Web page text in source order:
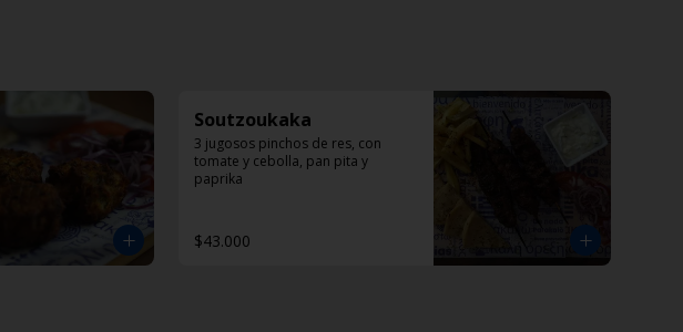
Soutzoukaka
3 jugosos pinchos de res, con
tomate y cebolla, pan pita y
paprika
$43.000